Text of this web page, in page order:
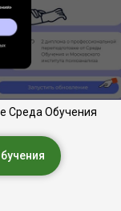
Среда Обучения